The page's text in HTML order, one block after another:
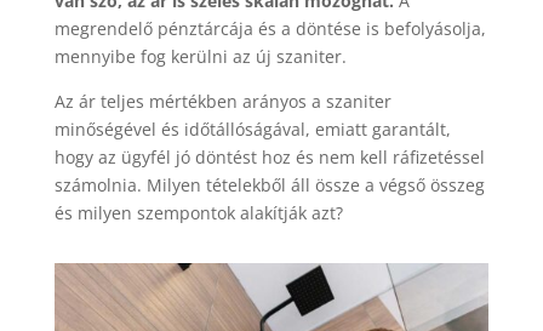
megrendelő pénztárcája és a döntése is befolyásolja,
mennyibe fog kerülni az új szaniter.
Az ár teljes mértékben arányos a szaniter
minőségével és időtállóságával, emiatt garantált,
hogy az ügyfél jó döntést hoz és nem kell ráfizetéssel
számolnia. Milyen tételekből áll össze a végső összeg
és milyen szempontok alakítják azt?